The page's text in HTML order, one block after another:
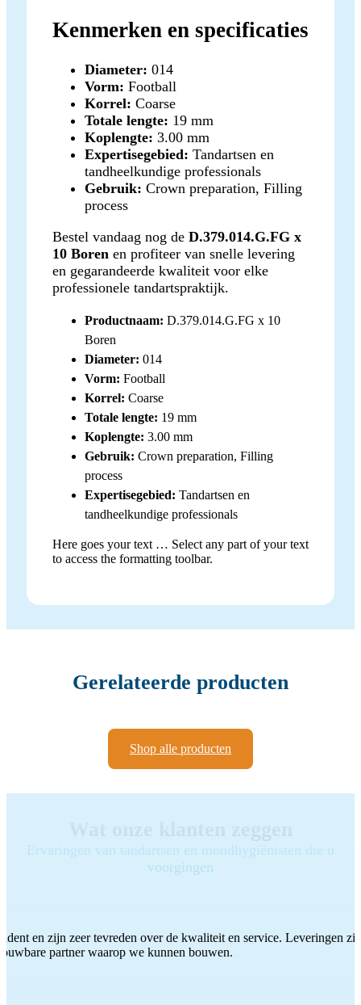
Kenmerken en specificaties
Diameter: 014
Vorm: Football
Korrel: Coarse
Totale lengte: 19 mm
Koplengte: 3.00 mm
Expertisegebied: Tandartsen en
tandheelkundige professionals
Gebruik: Crown preparation, Filling
process
Bestel vandaag nog de D.379.014.G.FG x
10 Boren en profiteer van snelle levering
en gegarandeerde kwaliteit voor elke
professionele tandartspraktijk.
Productnaam: D.379.014.G.FG x 10
Boren
Diameter: 014
Vorm: Football
Korrel: Coarse
Totale lengte: 19 mm
Koplengte: 3.00 mm
Gebruik: Crown preparation, Filling
process
Expertisegebied: Tandartsen en
tandheelkundige professionals
Here goes your text … Select any part of your text
to access the formatting toolbar.
Gerelateerde producten
Shop alle producten
Ervaringen van tandartsen en mondhygiënisten die u
voorgingen
en zijn zeer tevreden over de kwaliteit en service. Leveringen
partner waarop we kunnen bouwen.